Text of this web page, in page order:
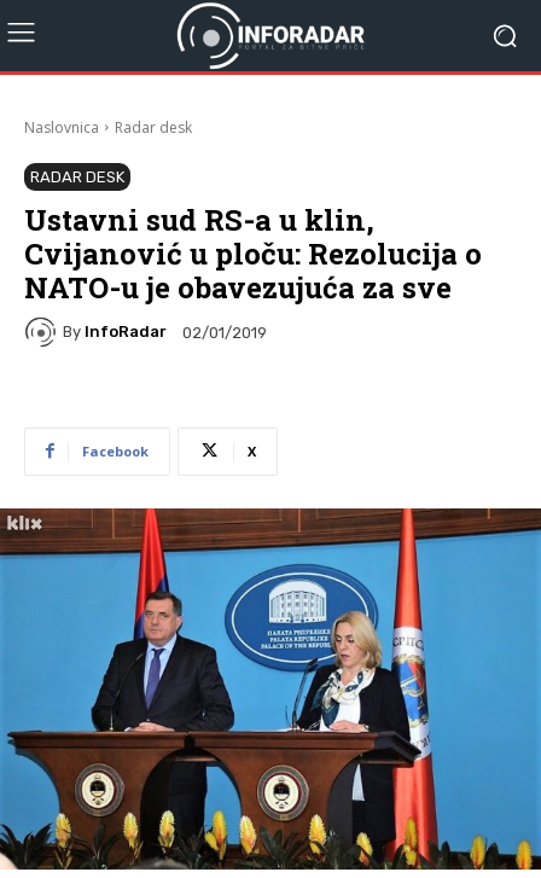
Naslovnica Radar desk
RADAR DESK
Ustavni sud RS-a u klin,
Cvijanović u ploču: Rezolucija o
NATO-u je obavezujuća za sve
By InfoRadar 02/01/2019
Facebook X